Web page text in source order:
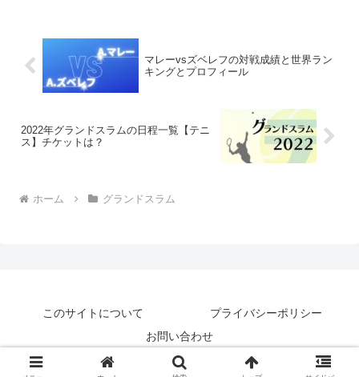
マレーvsズベレフの対戦成績と世界ラン
キングとプロフィール
2022年グランドスラムの日程一覧【テニ
ス】チケットは？
ホーム グランドスラム
このサイトについて
プライバシーポリシー
お問い合わせ
© 2018-2026 テニナゾ.